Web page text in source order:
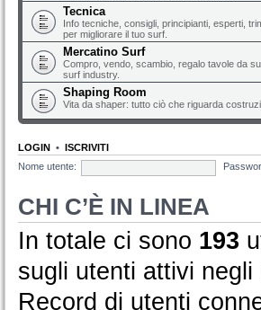
Tecnica
Info tecniche, consigli, principianti, esperti,
per migliorare il tuo surf.
Mercatino Surf
Compro, vendo, scambio, regalo tavole da
surf industry.
Shaping Room
Vita da shaper: tutto ciò che riguarda
LOGIN • ISCRIVITI
Nome utente:
CHI C’È IN LINEA
In totale ci sono 193
sugli utenti attivi
Record di utenti